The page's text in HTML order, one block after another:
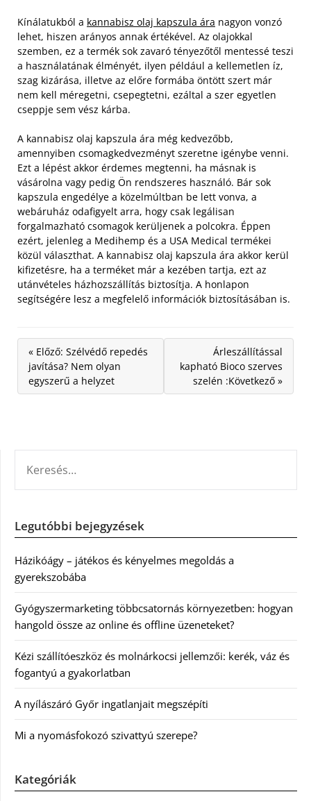
Kínálatukból a kannabisz olaj kapszula ára nagyon vonzó
lehet, hiszen arányos annak értékével. Az olajokkal
szemben, ez a termék sok zavaró tényezőtől mentessé teszi
a használatának élményét, ilyen például a kellemetlen íz,
szag kizárása, illetve az előre formába öntött szert már
nem kell méregetni, csepegtetni, ezáltal a szer egyetlen
cseppje sem vész kárba.
A kannabisz olaj kapszula ára még kedvezőbb,
amennyiben csomagkedvezményt szeretne igénybe venni.
Ezt a lépést akkor érdemes megtenni, ha másnak is
vásárolna vagy pedig Ön rendszeres használó. Bár sok
kapszula engedélye a közelmúltban be lett vonva, a
webáruház odafigyelt arra, hogy csak legálisan
forgalmazható csomagok kerüljenek a polcokra. Éppen
ezért, jelenleg a Medihemp és a USA Medical termékei
közül választhat. A kannabisz olaj kapszula ára akkor kerül
kifizetésre, ha a terméket már a kezében tartja, ezt az
utánvételes házhozszállítás biztosítja. A honlapon
segítségére lesz a megfelelő információk biztosításában is.
« Előző: Szélvédő repedés
javítása? Nem olyan
egyszerű a helyzet
Árleszállítással
kapható Bioco szerves
szelén :Következő »
Legutóbbi bejegyzések
Házikóágy – játékos és kényelmes megoldás a
gyerekszobába
Gyógyszermarketing többcsatornás környezetben: hogyan
hangold össze az online és offline üzeneteket?
Kézi szállítóeszköz és molnárkocsi jellemzői: kerék, váz és
fogantyú a gyakorlatban
A nyílászáró Győr ingatlanjait megszépíti
Mi a nyomásfokozó szivattyú szerepe?
Kategóriák